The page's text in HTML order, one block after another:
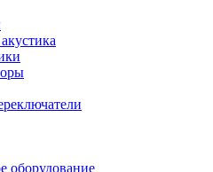
оборудование